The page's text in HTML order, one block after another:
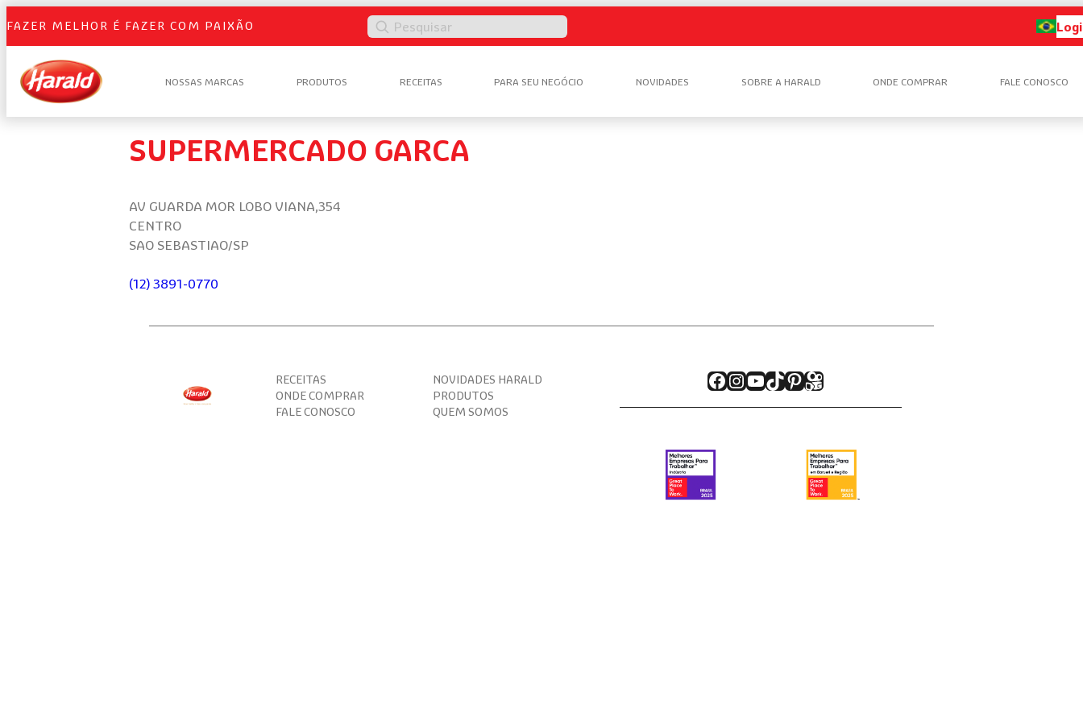
FAZER MELHOR É FAZER COM PAIXÃO Pesquisar
NOSSAS MARCAS PRODUTOS RECEITAS PARA SEU NEGÓCIO NOVIDADES SOBRE A HARALD ONDE COMPRAR FALE CONOSCO
SUPERMERCADO GARCA
AV GUARDA MOR LOBO VIANA,354
CENTRO
SAO SEBASTIAO/SP
(12) 3891-0770
RECEITAS
NOVIDADES HARALD
ONDE COMPRAR
PRODUTOS
FALE CONOSCO
QUEM SOMOS
Facebook
Instagram
Youtube
TikTok
Pinterest
Kwai